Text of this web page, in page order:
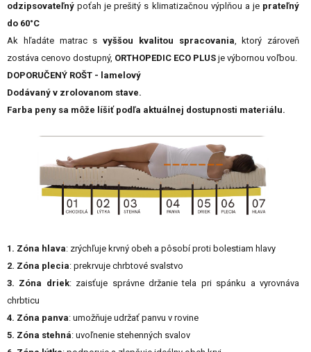
odzipsovateľný poťah je prešitý s klimatizačnou výplňou a je prateľný
do 60°C
Ak hľadáte matrac s vyššou kvalitou spracovania, ktorý zároveň
zostáva cenovo dostupný, ORTHOPEDIC ECO PLUS je výbornou voľbou.
DOPORUČENÝ ROŠT - lamelový
Dodávaný v zrolovanom stave.
Farba peny sa môže líšiť podľa aktuálnej dostupnosti materiálu.
1. Zóna hlava: zrýchľuje krvný obeh a pôsobí proti bolestiam hlavy
2. Zóna plecia: prekrvuje chrbtové svalstvo
3. Zóna driek: zaisťuje správne držanie tela pri spánku a vyrovnáva
chrbticu
4. Zóna panva: umožňuje udržať panvu v rovine
5. Zóna stehná: uvoľnenie stehenných svalov